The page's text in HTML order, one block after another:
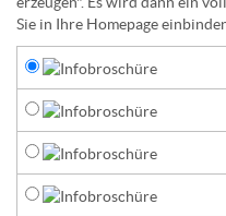
Sie in Ihre Homepage